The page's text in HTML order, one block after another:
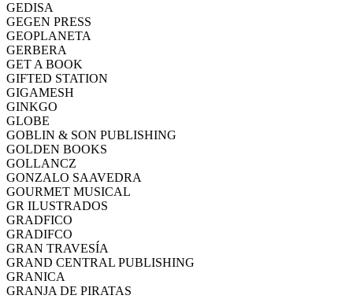
GEDISA
GEGEN PRESS
GEOPLANETA
GERBERA
GET A BOOK
GIFTED STATION
GIGAMESH
GINKGO
GLOBE
GOBLIN & SON PUBLISHING
GOLDEN BOOKS
GOLLANCZ
GONZALO SAAVEDRA
GOURMET MUSICAL
GR ILUSTRADOS
GRADFICO
GRADIFCO
GRAN TRAVESÍA
GRAND CENTRAL PUBLISHING
GRANICA
GRANJA DE PIRATAS